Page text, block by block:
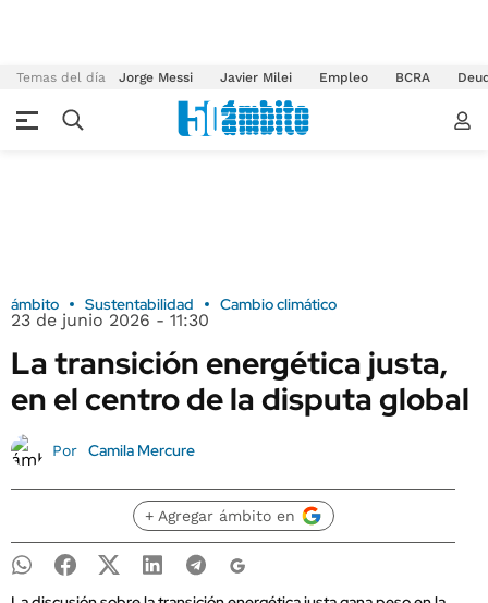
Temas del día Jorge Messi Javier Milei Empleo BCRA
ámbito Sustentabilidad Cambio climático
23 de junio 2026 - 11:30
La transición energética justa,
en el centro de la disputa global
Por Camila Mercure
+ Agregar ámbito en